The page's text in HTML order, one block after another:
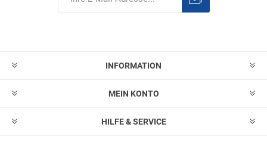
INFORMATION
MEIN KONTO
HILFE & SERVICE